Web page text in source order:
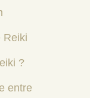
Reiki
?
entre